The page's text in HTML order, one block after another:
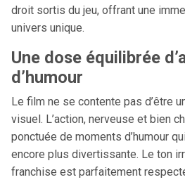
droit sortis du jeu, offrant une
univers unique.
Une dose équilibrée
d’humour
Le film ne se contente pas d’être
visuel. L’action, nerveuse et bien
ponctuée de moments d’humour
encore plus divertissante. Le ton
franchise est parfaitement